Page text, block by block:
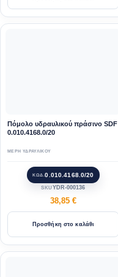
Πόμολο υδραυλικού πράσινο SDF
0.010.4168.0/20
ΜΕΡΗ ΥΔΡΑΥΛΙΚΟΥ
ΚΩΔ.0.010.4168.0/20
SKUYDR-000136
38,85 €
Προσθήκη στο καλάθι